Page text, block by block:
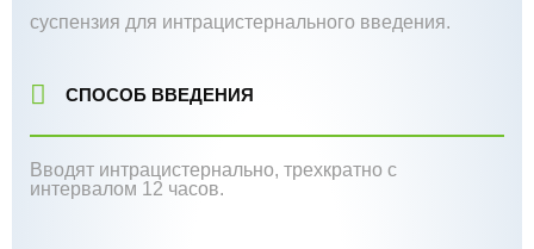
суспензия для интрацистернального введения.
СПОСОБ ВВЕДЕНИЯ
Вводят интрацистернально, трехкратно с
интервалом 12 часов.